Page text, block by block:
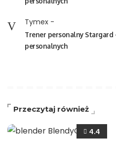
Tymex -
Trener personalny
personalnych
Przeczytaj również
4.4